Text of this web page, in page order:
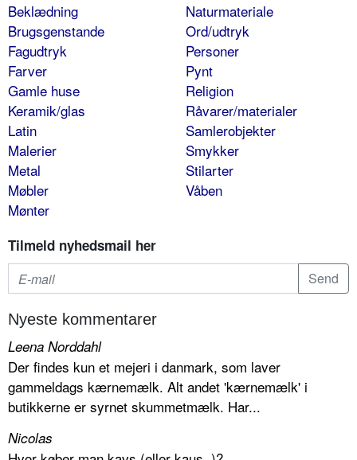
Beklædning
Brugsgenstande
Fagudtryk
Farver
Gamle huse
Keramik/glas
Latin
Malerier
Metal
Møbler
Mønter
Naturmateriale
Ord/udtryk
Personer
Pynt
Religion
Råvarer/materialer
Samlerobjekter
Smykker
Stilarter
Våben
Tilmeld nyhedsmail her
Nyeste kommentarer
Leena Norddahl
Der findes kun et mejeri i danmark, som laver
gammeldags kærnemælk. Alt andet 'kærnemælk' i
butikkerne er syrnet skummetmælk. Har...
Nicolas